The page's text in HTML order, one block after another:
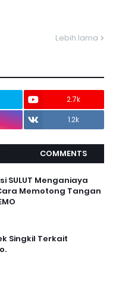
Lebih lama
2.7k
1.2k
COMMENTS
SULUT Menganiaya
Memotong Tangan
Singkil Terkait